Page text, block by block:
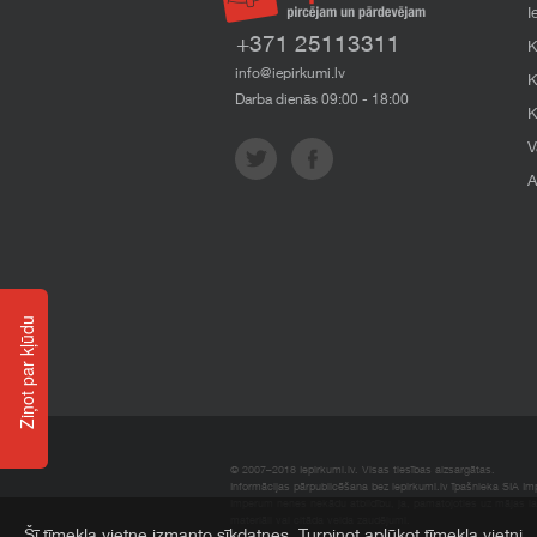
+371 25113311
info@iepirkumi.lv
Darba dienās 09:00 - 18:00
© 2007–2018 Iepirkumi.lv. Visas tiesības aizsargātas.
Informācijas pārpublicēšana bez iepirkumi.lv īpašnieka SIA
Ziņot par kļūdu